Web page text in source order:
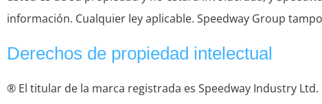
información. Cualquier ley aplicable. Speedway Group
Derechos de propiedad intelectual
® El titular de la marca registrada es Speedway Industry